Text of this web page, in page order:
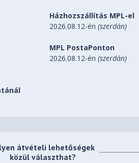
Házhozszállítás MPL-el
2026.08.12-én (szerdán)
MPL PostaPonton
2026.08.12-én (szerdán)
átvételi lehetőségek
közül választhat?